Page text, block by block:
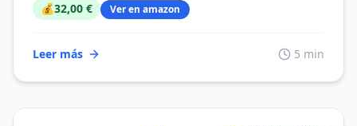
💰32,00 € Ver en amazon
Leer más 5 min